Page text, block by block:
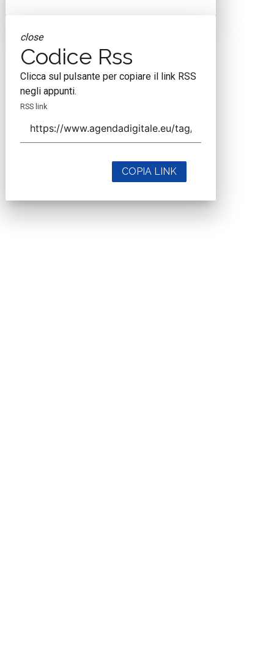
close
Codice Rss
Clicca sul pulsante per copiare il link RSS
negli appunti.
RSS link
COPIA LINK